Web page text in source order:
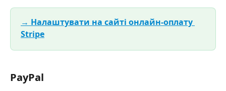
→ Налаштувати на сайті онлайн-оплату
Stripe
PayPal